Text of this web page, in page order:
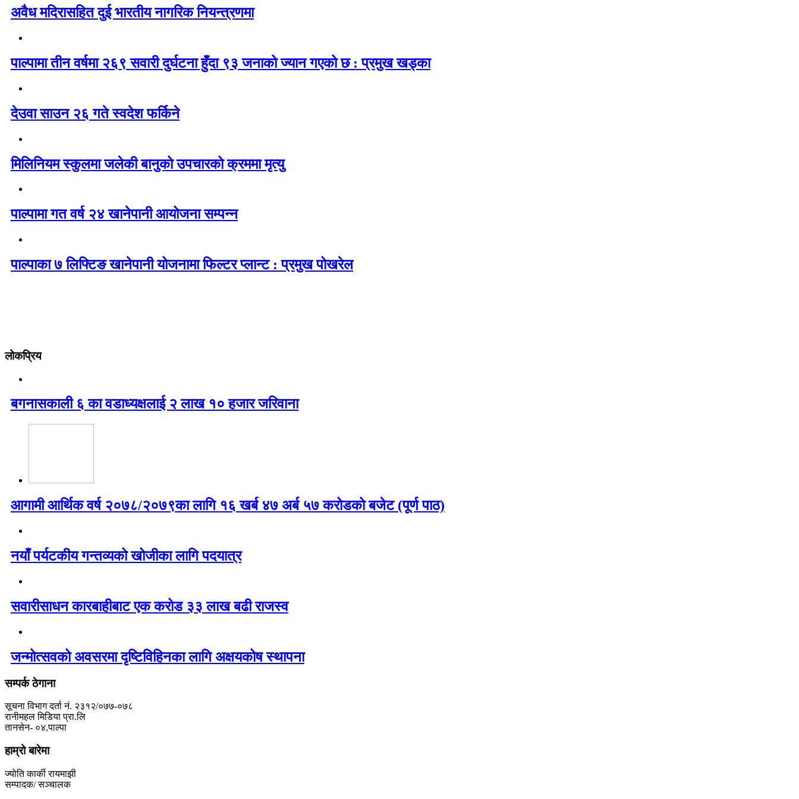
अवैध मदिरासहित दुई भारतीय नागरिक नियन्त्रणमा
पाल्पामा तीन वर्षमा २६९ सवारी दुर्घटना हुँदा ९३ जनाको ज्यान गएको छ : प्रमुख खड्का
देउवा साउन २६ गते स्वदेश फर्किने
मिलिनियम स्कुलमा जलेकी बानुको उपचारको क्रममा मृत्यु
पाल्पामा गत वर्ष २४ खानेपानी आयोजना सम्पन्न
पाल्पाका ७ लिफ्टिङ खानेपानी योजनामा फिल्टर प्लान्ट : प्रमुख पोखरेल
लोकप्रिय
बगनासकाली ६ का वडाध्यक्षलाई २ लाख १० हजार जरिवाना
आगामी आर्थिक वर्ष २०७८/२०७९का लागि १६ खर्ब ४७ अर्ब ५७ करोडको बजेट (पूर्ण पाठ)
नयाँ पर्यटकीय गन्तव्यको खोजीका लागि पदयात्र
सवारीसाधन कारबाहीबाट एक करोड ३३ लाख बढी राजस्व
जन्मोत्सवको अवसरमा दृष्टिविहिनका लागि अक्षयकोष स्थापना
सम्पर्क ठेगाना
सूचना विभाग दर्ता नं. २३१२/०७७-०७८
रानीमहल मिडिया प्रा.लि
तानसेन- ०४,पाल्पा
हाम्रो बारेमा
ज्योति कार्की रायमाझी
सम्पादक/ सञ्चालक